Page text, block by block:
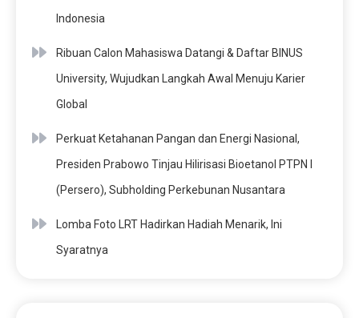
Indonesia
Ribuan Calon Mahasiswa Datangi & Daftar BINUS
University, Wujudkan Langkah Awal Menuju Karier
Global
Perkuat Ketahanan Pangan dan Energi Nasional,
Presiden Prabowo Tinjau Hilirisasi Bioetanol PTPN I
(Persero), Subholding Perkebunan Nusantara
Lomba Foto LRT Hadirkan Hadiah Menarik, Ini
Syaratnya